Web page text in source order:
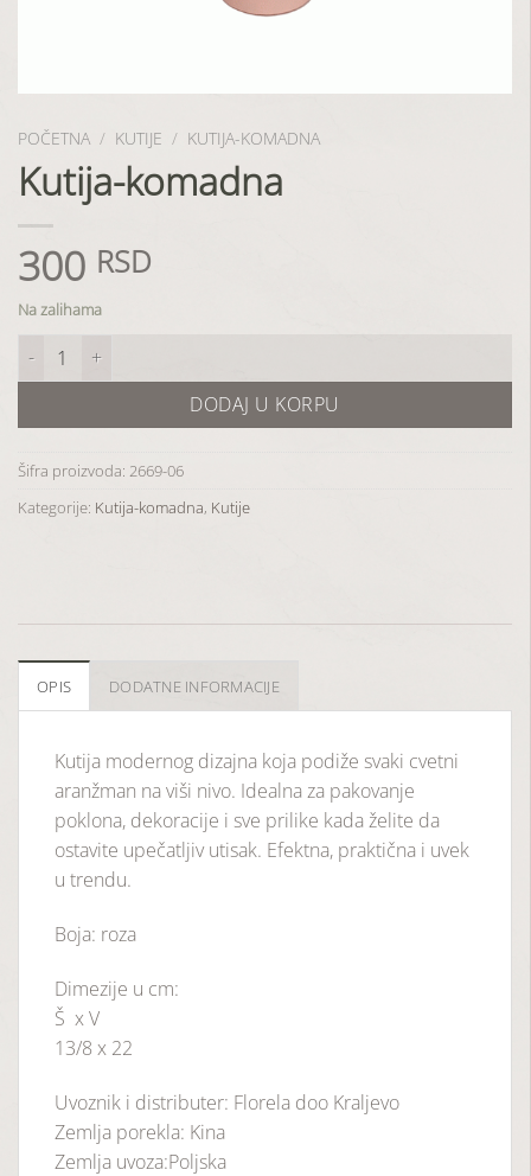
POČETNA / KUTIJE / KUTIJA-KOMADNA
Kutija-komadna
300 RSD
Na zalihama
Kutija-komadna količina
DODAJ U KORPU
Šifra proizvoda: 2669-06
Kategorije: Kutija-komadna, Kutije
OPIS DODATNE INFORMACIJE
Kutija modernog dizajna koja podiže svaki cvetni
aranžman na viši nivo. Idealna za pakovanje
poklona, dekoracije i sve prilike kada želite da
ostavite upečatljiv utisak. Efektna, praktična i uvek
u trendu.
Boja: roza
Dimezije u cm:
Š x V
13/8 x 22
Uvoznik i distributer: Florela doo Kraljevo
Zemlja porekla: Kina
Zemlja uvoza:Poljska